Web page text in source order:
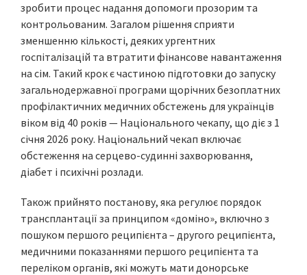
зробити процес надання допомоги прозорим та
контрольованим. Загалом рішення сприяти
зменшенню кількості, деяких ургентних
госпіталізацій та втратити фінансове навантаження
на сім. Такий крок є частиною підготовки до запуску
загальнодержавної програми щорічних безоплатних
профілактичних медичних обстежень для українців
віком від 40 років — Національного чекапу, що діє з 1
січня 2026 року. Національний чекап включає
обстеження на серцево-судинні захворювання,
діабет і психічні розлади.
Також прийнято постанову, яка регулює порядок
трансплантації за принципом «доміно», включно з
пошуком першого реципієнта – другого реципієнта,
медичними показаннями першого реципієнта та
переліком органів, які можуть мати донорське